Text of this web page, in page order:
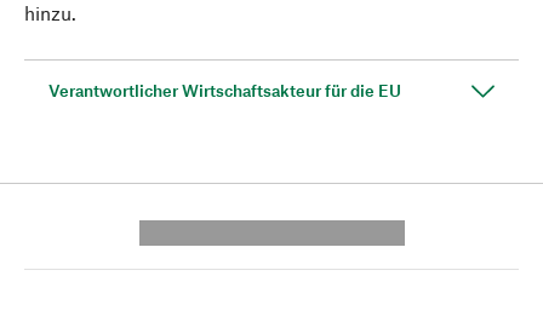
hinzu.
Verantwortlicher Wirtschaftsakteur für die EU